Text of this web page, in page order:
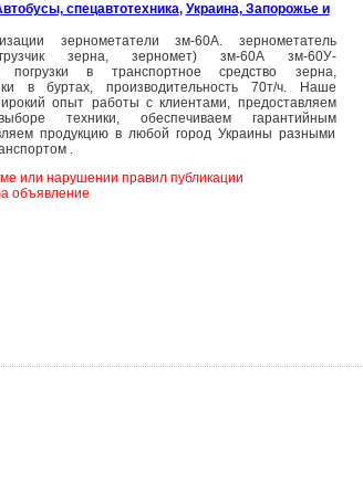
спецавтотехника, Украина, Запорожье и
зернометатели зм-60А. зернометатель
зерна, зерномет) зм-60А зм-60У-
погрузки в транспортное средство зерна,
в буртах, производительность 70т/ч. Наше
опыт работы с клиентами, предоставляем
техники, обеспечиваем гарантийным
продукцию в любой город Украины разными
.
или нарушении правил публикации
объявление